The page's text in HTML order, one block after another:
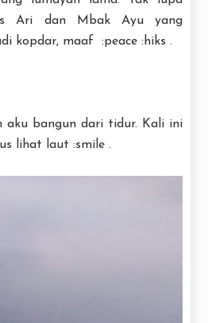
Ari dan Mbak Ayu yang
kopdar, maaf :peace :hiks .
aku bangun dari tidur. Kali ini
lihat laut :smile .